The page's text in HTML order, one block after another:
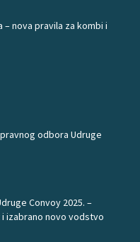
– nova pravila za kombi i
odbora Udruge
Convoy 2025. –
izabrano novo vodstvo